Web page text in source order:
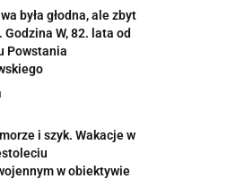
była głodna, ale zbyt
Godzina W, 82. lata od
Powstania
i szyk. Wakacje w
w obiektywie